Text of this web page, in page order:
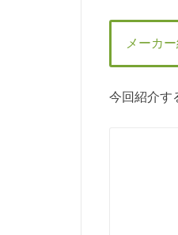
メーカ
今回紹介す